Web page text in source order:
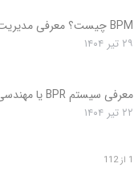
BPM چیست؟ معرفی مدیریت فرایند کسب و کار
۲۹ تیر ۱۴۰۴
معرفی سیستم BPR یا مهندسی مجدد فرایندها
۲۲ تیر ۱۴۰۴
1 از 112